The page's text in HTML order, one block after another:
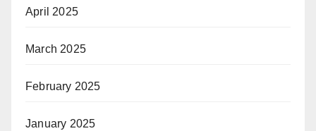
April 2025
March 2025
February 2025
January 2025